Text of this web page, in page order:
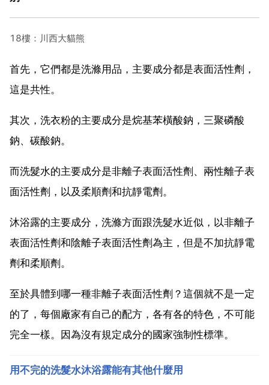
18樓：川西大貓熊
首先，它們都是洗滌用品，主要成分都是表面活性劑，
這是共性。
其次，洗衣粉的主要成分是烷基苯橫酸鈉，三聚磷酸
鈉、碳酸鈉。
而洗髮水的主要成分是非離子表面活性劑、兩性離子表
面活性劑，以及柔順劑和抗靜電劑。
沐浴露的主要成分，洗滌方面跟洗髮水近似，以非離子
表面活性劑和陰離子表面活性劑為主，但是不加抗靜電
劑和柔順劑。
至於具體到哪一種非離子表面活性劑？這個就不是一定
的了，每個廠家有自己的配方，各有各的特色，不可能
完全一樣。因為沒有規定成分的國家強制性標準。
用不完的洗髮水沐浴露能有其他什麼用